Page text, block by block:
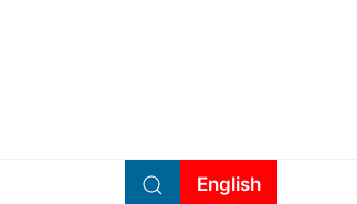
English